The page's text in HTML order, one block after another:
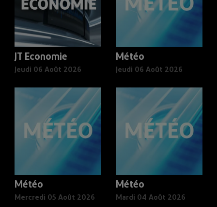
JT Economie
Jeudi 06 Août 2026
Météo
Jeudi 06 Août 2026
Météo
Mercredi 05 Août 2026
Météo
Mardi 04 Août 2026